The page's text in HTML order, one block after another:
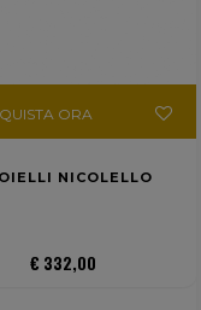
ORA
NICOLELLO
€ 332,00